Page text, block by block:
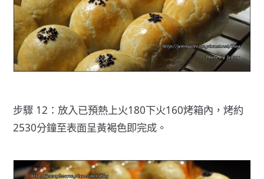
步驟 12：放入已預熱上火180下火160烤箱內，烤約
2530分鐘至表面呈黃褐色即完成。